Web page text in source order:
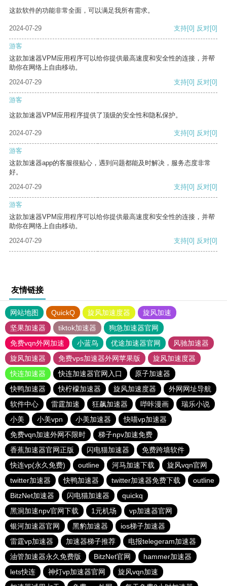
这款软件的功能非常全面，可以满足我所有需求。
2024-07-29 支持[0] 反对[0]
游客
这款加速器VPM应用程序可以给你提供最高速度和安全性的连接，并帮
助你在网络上自由移动。
2024-07-29
支持[0] 反对[0]
游客
这款加速器VPM应用程序提供了顶级的安全性和隐私保护。
2024-07-29 支持[0] 反对[0]
游客
这款加速器app的客服很贴心，遇到问题都能及时解决，服务态度非常
好。
2024-07-29
支持[0] 反对[0]
游客
这款加速器VPM应用程序可以给你提供最高速度和安全性的连接，并帮
助你在网络上自由移动。
2024-07-29
支持[0] 反对[0]
友情链接
网站地图 QuickQ 旋风加速度器
旋风加速
坚果加速器
tiktok加速器
狗急加速器官网
免费vqn外网加速
小蓝鸟 优途加速器官网
风驰加速器
旋风加速器
免费vps加速器外网苹果版
旋风加速度器
快连加速器
快连加速器官网入口
原子加速器
快鸭加速器
快柠檬加速器 旋风加速度器
外网网址导航
软件中心
雷霆加速 狂飙加速器 哔咔漫画
瑞乐小说
小美
小美vpn 小美加速器
快喵vp加速器
免费vqn加速外网不限时
梯子npv加速免费
香蕉加速器官网正版
闪电猫加速器
免费跨墙软件
快连vp(永久免费)
outline 河马加速下载
旋风vqn官网
twitter加速器
快鸭加速器 twitter加速器免费下载
outline
BitzNet加速器
闪电猫加速器
quickq
黑洞加速npv官网下载
1元机场
vp加速器官网
银河加速器官网
黑豹加速器
ios梯子加速器
雷霆vp加速器
加速器梯子推荐
电报telegeram加速器
油管加速器永久免费版
BitzNet官网
hammer加速器
lets快连
神灯vp加速器官网
旋风vqn加速